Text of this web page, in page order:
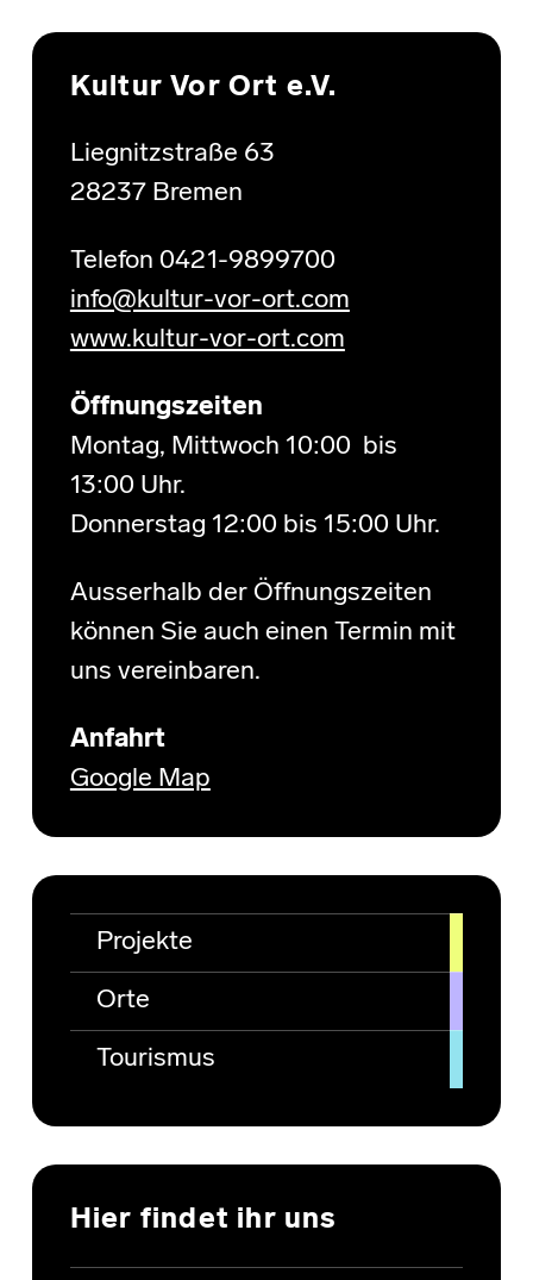
Skip back to main navigation
Kultur Vor Ort e.V.
Liegnitzstraße 63
28237 Bremen
Telefon 0421-9899700
info@kultur-vor-ort.com
www.kultur-vor-ort.com
Öffnungszeiten
Montag, Mittwoch 10:00 bis
13:00 Uhr.
Donnerstag 12:00 bis 15:00 Uhr.
Ausserhalb der Öffnungszeiten
können Sie auch einen Termin mit
uns vereinbaren.
Anfahrt
Google Map
Projekte
Orte
Tourismus
Hier findet ihr uns